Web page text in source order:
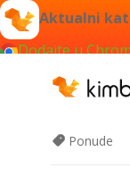
Aktualni
Dodajte u
Ponude